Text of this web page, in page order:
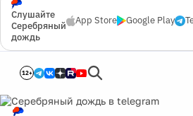
Слушайте
Серебряный
дождь
App Store Google Play
12+